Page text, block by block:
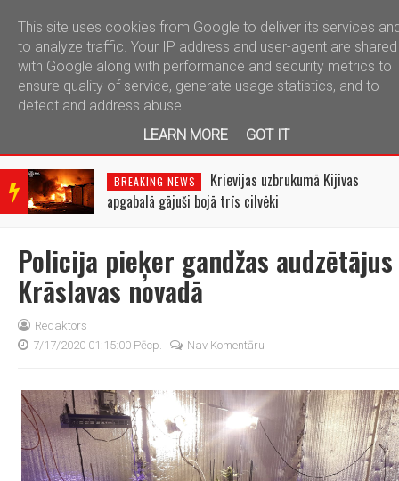
telegram
BRE
AKIN
NEW
BREAKING NEWS
Krievijas uzbrukumā Kijivas
apgabalā gājuši bojā trīs cilvēki
Policija pieķer gandžas audzētājus
Krāslavas novadā
Redaktors
7/17/2020 01:15:00 Pēcp.
Nav Komentāru
This site uses cookies from Google to deliver its services
to analyze traffic. Your IP address and user-agent are shared
with Google along with performance and security metrics to
ensure quality of service, generate usage statistics, and to
detect and address abuse.
LEARN MORE
GOT IT